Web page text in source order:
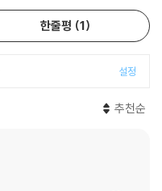
한줄평 1
설정
추천순